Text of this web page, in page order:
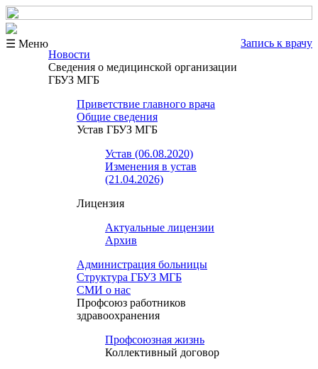
☰ Меню
Запись к врачу
Новости
Сведения о медицинской организации
ГБУЗ МГБ
Приветствие главного врача
Общие сведения
Устав ГБУЗ МГБ
Устав (06.08.2020)
Изменения в устав
(21.04.2026)
Лицензия
Актуальные лицензии
Архив
Администрация больницы
Структура ГБУЗ МГБ
СМИ о нас
Профсоюз работников
здравоохранения
Профсоюзная жизнь
Коллективный договор